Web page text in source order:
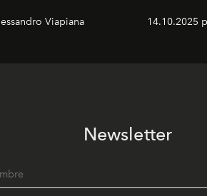
Viapiana 14.10.2025
Newsletter